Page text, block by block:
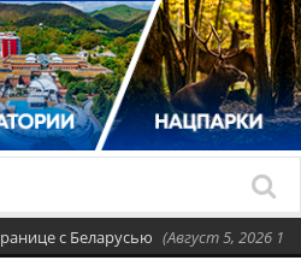
с Беларусью (Август 5, 2026